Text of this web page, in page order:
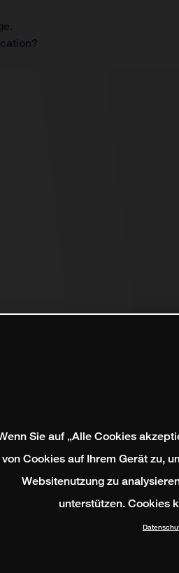
Sie auf „Alle Cookies
von Cookies auf Ihrem Gerät zu,
Websitenutzung zu
unterstützen. Cookies